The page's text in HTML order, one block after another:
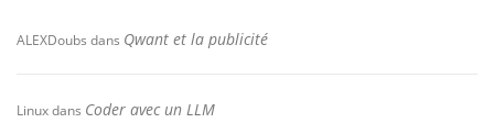
ALEXDoubs dans Qwant et la publicité
Linuxdans Coder avec un LLM